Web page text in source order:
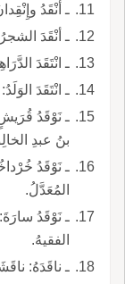
ـ أَنْقَدُ
ـ أنْقَدَ
ـ انْتَقَدَ
ـ انْتَقَدَ
ـ نَوْقَدُ
بنُ عبدِ
ـ نَوْقَدُ
المُعَدَّلُ.
ـ نَوْقَدُ
الفقيهُ.
ـ ناقَدَهُ: